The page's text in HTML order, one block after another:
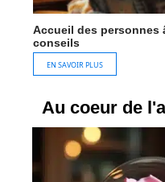
Accueil des personnes
conseils
EN SAVOIR PLUS
Au coeur de